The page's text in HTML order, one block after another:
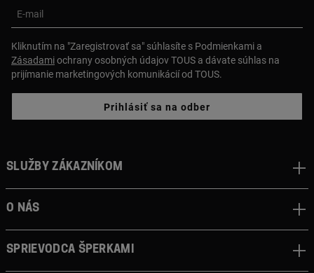
E-mail
Kliknutím na "Zaregistrovať sa" súhlasíte s Podmienkami a
Zásadamiochrany osobných údajov TOUS a dávate súhlas na
prijímanie marketingových komunikácií od TOUS.
Prihlásiť sa na odber
Služby zákazníkom
O nás
Sprievodca šperkami